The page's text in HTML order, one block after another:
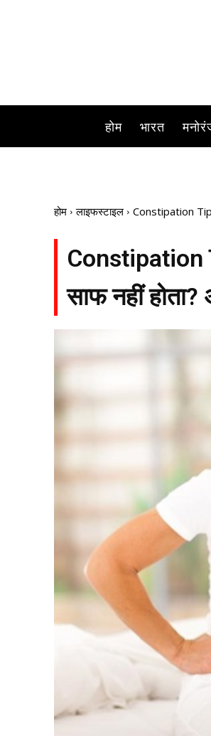
होम भारत
होम लाइफस्टाइल Constipation
Constipation
साफ नहीं